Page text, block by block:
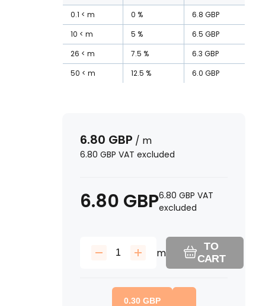
0.1
m 0 % 6.8 GBP
10
m 5 % 6.5 GBP
26
m 7.5 % 6.3 GBP
50
m 12.5 % 6.0 GBP
6.80 GBP / m
6.80 GBP VAT excluded
6.80 GBP6.80 GBP VAT
excluded
m
TO
CART
0.30 GBP